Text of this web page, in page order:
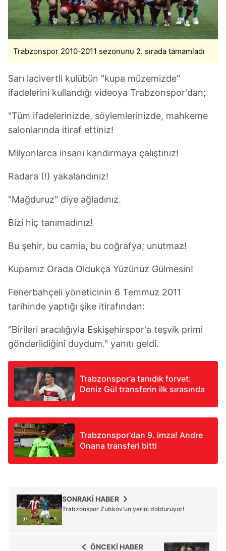
Trabzonspor 2010-2011 sezonunu 2. sırada tamamladı
Sarı lacivertli kulübün "kupa müzemizde"
ifadelerini kullandığı videoya Trabzonspor'dan;
"Tüm ifadelerinizde, söylemlerinizde, mahkeme
salonlarında itiraf ettiniz!
Milyonlarca insanı kandırmaya çalıştınız!
Radara (!) yakalandınız!
"Mağduruz" diye ağladınız.
Bizi hiç tanımadınız!
Bu şehir, bu camia, bu coğrafya; unutmaz!
Kupamız Orada Oldukça Yüzünüz Gülmesin!
Fenerbahçeli yöneticinin 6 Temmuz 2011
tarihinde yaptığı şike itirafından:
"Birileri aracılığıyla Eskişehirspor'a teşvik primi
gönderildiğini duydum." yanıtı geldi.
Trabzonspor'a tanıdık forvet:
Deniz Gül transferin ilk sırasında
Trabzonspor'dan 9. imza! Andre
Onana transferi bitti
SONRAKİ HABER
Trabzonspor Zubkov'un yerini dolduruyor!
ÖNCEKİ HABER